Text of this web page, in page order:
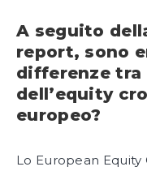
A seguito
report, sono
differenze tra
dell’equity
europeo?
Lo European